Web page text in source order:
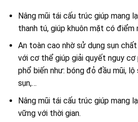
Nâng mũi tái cấu trúc giúp mang
thanh tú, giúp khuôn mặt có điểm
An toàn cao nhờ sử dụng sụn
với cơ thể giúp giải quyết nguy cơ
phổ biến như: bóng đỏ đầu mũi,
sụn,…
Nâng mũi tái cấu trúc giúp mang
vững với thời gian.